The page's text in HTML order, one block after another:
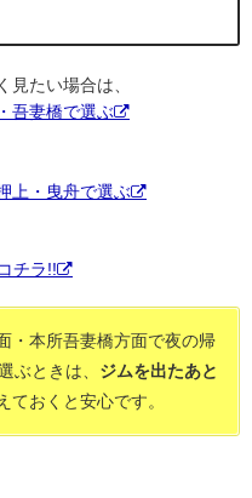
たい場合は、
吾妻橋で選ぶ
上・曳舟で選ぶ
チラ!!
・本所吾妻橋方面で夜の帰
ぶときは、 ジムを出たあと
ておくと安心です。